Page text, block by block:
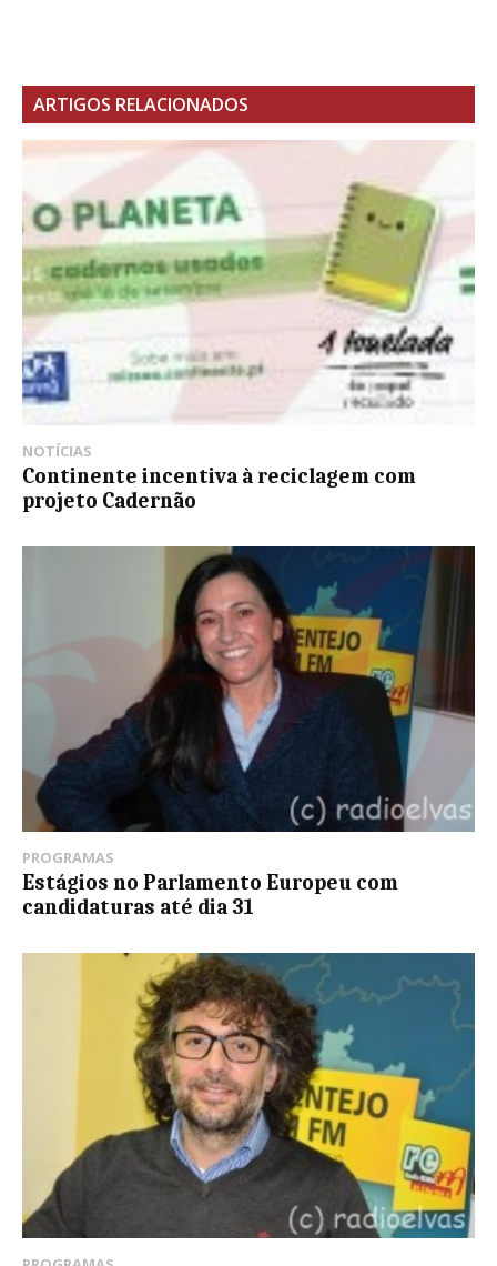
ARTIGOS RELACIONADOS
NOTÍCIAS
Continente incentiva à reciclagem com
projeto Cadernão
PROGRAMAS
Estágios no Parlamento Europeu com
candidaturas até dia 31